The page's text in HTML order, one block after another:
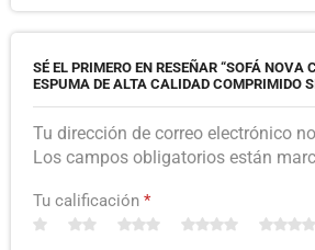
SÉ EL PRIMERO EN RESEÑAR “SOFÁ
ESPUMA DE ALTA CALIDAD COMPRIMIDO
Tu dirección de correo electrónico
Los campos obligatorios están
Tu calificación *